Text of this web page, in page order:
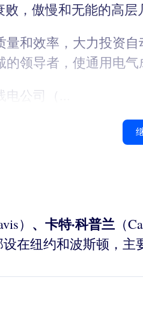
，傲慢和无能的高层
和效率，大力投资
领导者，使通用电气
公司（...
） 、卡特·科普兰 （
在纽约和波斯顿，主